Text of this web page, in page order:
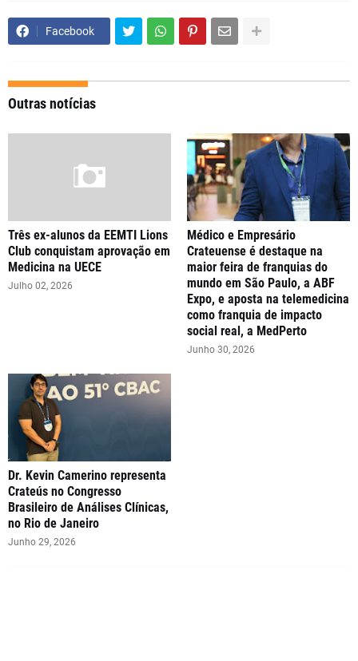
Facebook
Outras notícias
Três ex-alunos da EEMTI Lions
Club conquistam aprovação em
Medicina na UECE
Julho 02, 2026
Médico e Empresário
Crateuense é destaque na
maior feira de franquias do
mundo em São Paulo, a ABF
Expo, e aposta na telemedicina
como franquia de impacto
social real, a MedPerto
Junho 30, 2026
Dr. Kevin Camerino representa
Crateús no Congresso
Brasileiro de Análises Clínicas,
no Rio de Janeiro
Junho 29, 2026